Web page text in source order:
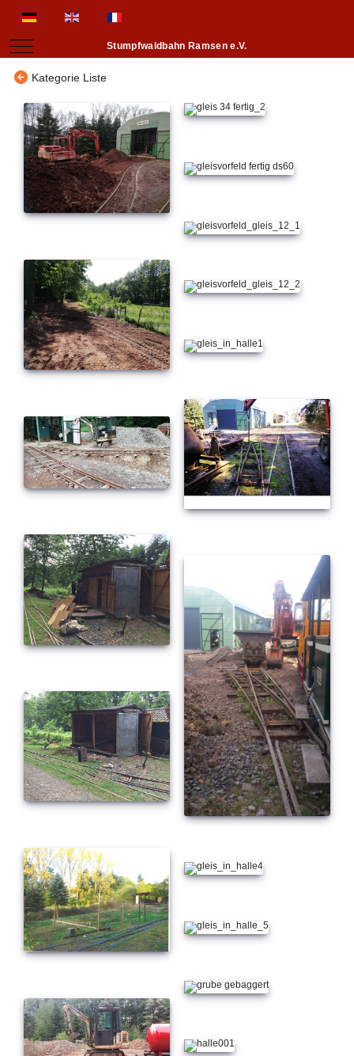
Sprache auswählen
Mobile Menu ToggleStumpfwaldbahn Ramsen e.V.
Kategorie Liste